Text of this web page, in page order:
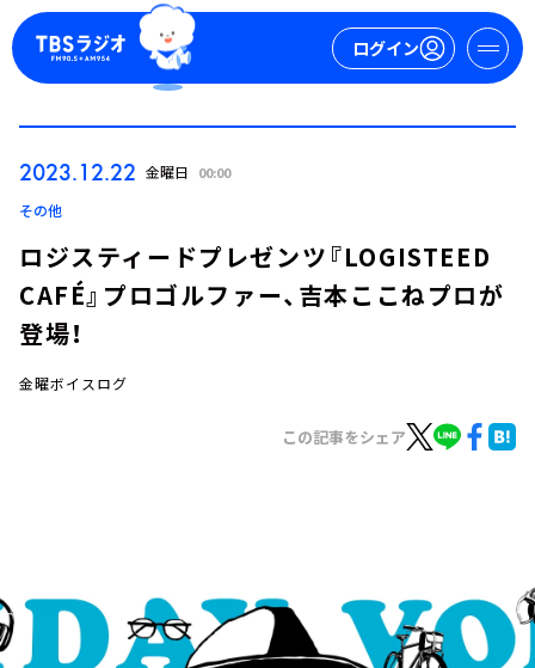
ログイン
YouTube
会社情報
2023.12.22 金曜日 00:00
その他
ロジスティードプレゼンツ『LOGISTEED
CAFÉ』プロゴルファー、吉本ここねプロが
登場！
金曜ボイスログ
この記事をシェア